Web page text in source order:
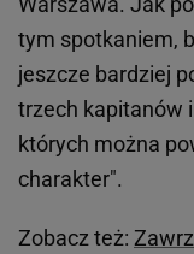
tym spotkaniem,
jeszcze bardziej
trzech kapitanów
których można
charakter".
Zobacz też: